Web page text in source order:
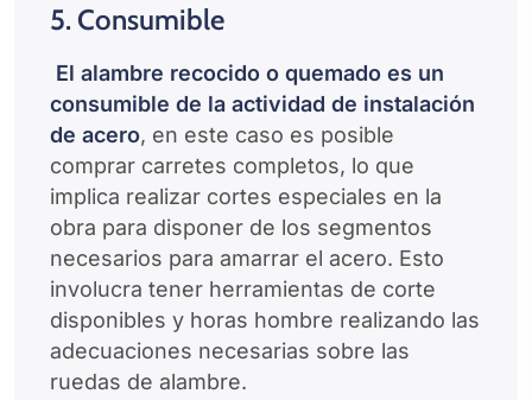
5. Consumible
El alambre recocido o quemado es un
consumible de la actividad de instalación
de acero, en este caso es posible
comprar carretes completos, lo que
implica realizar cortes especiales en la
obra para disponer de los segmentos
necesarios para amarrar el acero. Esto
involucra tener herramientas de corte
disponibles y horas hombre realizando las
adecuaciones necesarias sobre las
ruedas de alambre.